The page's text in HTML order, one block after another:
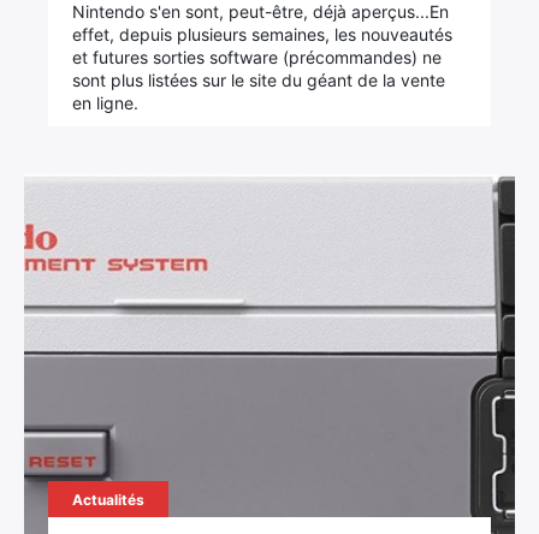
Nintendo s'en sont, peut-être, déjà aperçus...En
effet, depuis plusieurs semaines, les nouveautés
et futures sorties software (précommandes) ne
sont plus listées sur le site du géant de la vente
en ligne.
Actualités